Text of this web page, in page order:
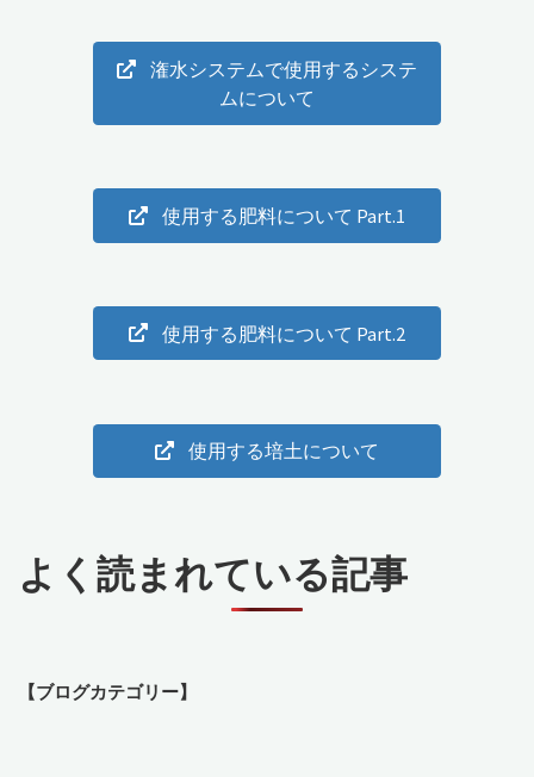
潅水システムで使用するシステ
ムについて
使用する肥料について Part.1
使用する肥料について Part.2
使用する培土について
よく読まれている記事
【ブログカテゴリー】